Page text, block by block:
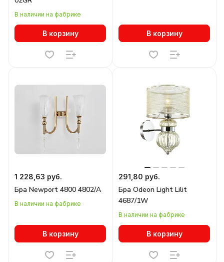
В наличии на фабрике
В корзину В корзину
1 228,63 руб.
Бра Newport 4800 4802/A
В наличии на фабрике
В корзину
291,80 руб.
Бра Odeon Light Lilit
4687/1W
В наличии на фабрике
В корзину